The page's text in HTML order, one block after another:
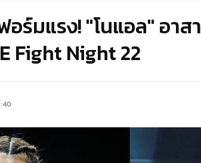
อร์มแรง! "โนแอล" อา
Fight Night 22